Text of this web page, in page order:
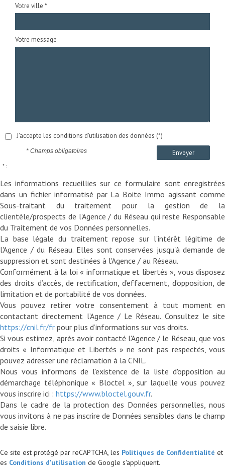
Votre ville *
Votre message
J'accepte les conditions d'utilisation des données (*)
Envoyer
* Champs obligatoires
* :
Les informations recueillies sur ce formulaire sont enregistrées
dans un fichier informatisé par La Boite Immo agissant comme
Sous-traitant du traitement pour la gestion de la
clientèle/prospects de l'Agence / du Réseau qui reste Responsable
du Traitement de vos Données personnelles.
La base légale du traitement repose sur l'intérêt légitime de
l'Agence / du Réseau. Elles sont conservées jusqu'à demande de
suppression et sont destinées à l'Agence / au Réseau.
Conformément à la loi « informatique et libertés », vous disposez
des droits d’accès, de rectification, d’effacement, d’opposition, de
limitation et de portabilité de vos données.
Vous pouvez retirer votre consentement à tout moment en
contactant directement l’Agence / Le Réseau. Consultez le site
https://cnil.fr/fr pour plus d’informations sur vos droits.
Si vous estimez, après avoir contacté l'Agence / le Réseau, que vos
droits « Informatique et Libertés » ne sont pas respectés, vous
pouvez adresser une réclamation à la CNIL.
Nous vous informons de l’existence de la liste d'opposition au
démarchage téléphonique « Bloctel », sur laquelle vous pouvez
vous inscrire ici : https://www.bloctel.gouv.fr.
Dans le cadre de la protection des Données personnelles, nous
vous invitons à ne pas inscrire de Données sensibles dans le champ
Ce site est protégé par reCAPTCHA, les Politiques de Confidentialité et
es Conditions d'utilisation de Google s'appliquent.